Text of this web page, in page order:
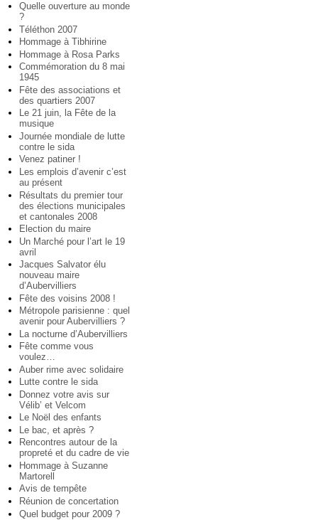
Quelle ouverture au monde
?
Téléthon 2007
Hommage à Tibhirine
Hommage à Rosa Parks
Commémoration du 8 mai
1945
Fête des associations et
des quartiers 2007
Le 21 juin, la Fête de la
musique
Journée mondiale de lutte
contre le sida
Venez patiner !
Les emplois d’avenir c’est
au présent
Résultats du premier tour
des élections municipales
et cantonales 2008
Election du maire
Un Marché pour l’art le 19
avril
Jacques Salvator élu
nouveau maire
d’Aubervilliers
Fête des voisins 2008 !
Métropole parisienne : quel
avenir pour Aubervilliers ?
La nocturne d’Aubervilliers
Fête comme vous
voulez…
Auber rime avec solidaire
Lutte contre le sida
Donnez votre avis sur
Vélib’ et Velcom
Le Noël des enfants
Le bac, et après ?
Rencontres autour de la
propreté et du cadre de vie
Hommage à Suzanne
Martorell
Avis de tempête
Réunion de concertation
Quel budget pour 2009 ?